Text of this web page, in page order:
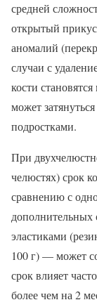
средней
открытый
аномалий
случаи с
кости
может
подростками.
При
челюстях) срок
сравнению с
эластиками
100 г) — может
срок влияет
более чем на 2